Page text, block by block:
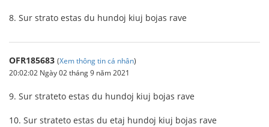
8. Sur strato estas du hundoj kiuj bojas rave
OFR185683 (Xem thông tin cá nhân)
20:02:02 Ngày 02 tháng 9 năm 2021
9. Sur strateto estas du hundoj kiuj bojas rave
10. Sur strateto estas du etaj hundoj kiuj bojas rave